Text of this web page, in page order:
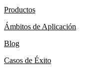
Productos
Ámbitos de Aplicación
Blog
Casos de Éxito